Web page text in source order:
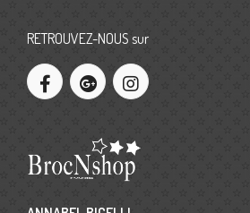
RETROUVEZ-NOUS sur